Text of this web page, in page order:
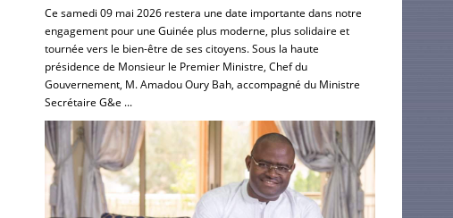
Ce samedi 09 mai 2026 restera une date importante dans notre
engagement pour une Guinée plus moderne, plus solidaire et
tournée vers le bien-être de ses citoyens. Sous la haute
présidence de Monsieur le Premier Ministre, Chef du
Gouvernement, M. Amadou Oury Bah, accompagné du Ministre
Secrétaire G&e ...